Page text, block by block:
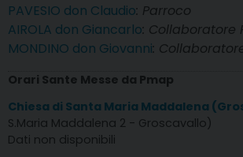
PAVESIO don Claudio : Parroco
AIROLA don Giancarlo :
MONDINO don Giovanni :
Orari Sante Messe da Pmap
Chiesa di Santa Maria Maddalena
S.Maria Maddalena 2 - Groscavallo)
Dati non disponibili